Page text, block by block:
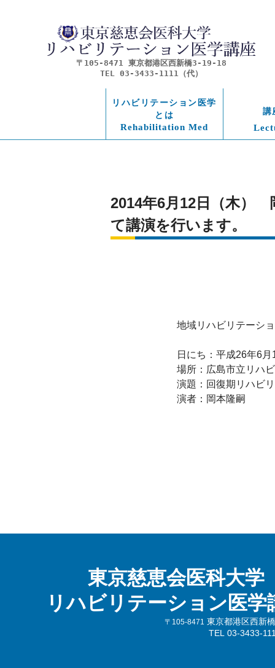
〒105-8471 東京都港区西新橋3-19-18
TEL 03-3433-1111（代）
リハビリテーション医学
とは
Rehabilitation Med
講
2014年6月12日（木）
て講演を行います。
地域リハビリテーシ
日にち：平成26年6
場所：広島市立リハ
演題：回復期リハビ
演者：岡本隆嗣
東京慈恵会医科大学
リハビリテーション医学
〒105-8471
東京都港区西新
TEL 03-3433-